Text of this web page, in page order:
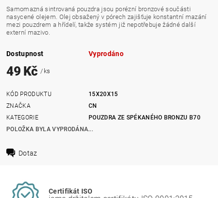
Samomazná sintrovaná pouzdra jsou porézní bronzové součásti
nasycené olejem. Olej obsažený v pórech zajišťuje konstantní mazání
mezi pouzdrem a hřídelí, takže systém již nepotřebuje žádné další
externí mazivo.
Dostupnost Vyprodáno
49 Kč/ ks
KÓD PRODUKTU
15X20X15
ZNAČKA
CN
KATEGORIE
POUZDRA ZE SPÉKANÉHO BRONZU B70
POLOŽKA BYLA VYPRODÁNA...
Dotaz
Certifikát ISO